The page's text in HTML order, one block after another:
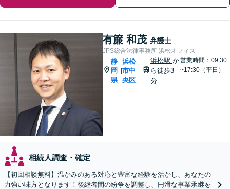
有簾 和茂 弁護士
JPS総合法律事務所 浜松オフィス
静
岡
県
|
浜松
市中
央区
浜松駅 か
ら徒歩3
分
営業時間：09:30
~17:30（平日）
相続人調査・確定
【初回相談無料】温かみのある対応と豊富な経験を活かし、あなたの
力強い味方となります！後継者間の紛争を調整し、円滑な事業承継を